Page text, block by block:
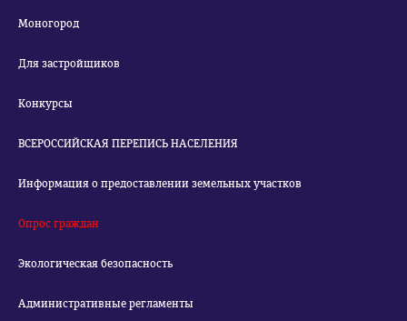
Моногород
Для застройщиков
Конкурсы
ВСЕРОССИЙСКАЯ ПЕРЕПИСЬ НАСЕЛЕНИЯ
Информация о предоставлении земельных участков
Опрос граждан
Экологическая безопасность
Административные регламенты